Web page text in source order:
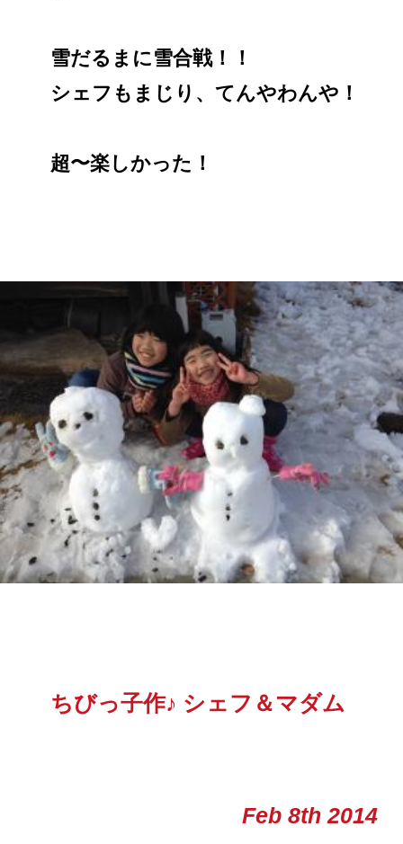
雪だるまに雪合戦！！
シェフもまじり、てんやわんや！
超〜楽しかった！
ちびっ子作♪ シェフ＆マダム
Feb 8th 2014